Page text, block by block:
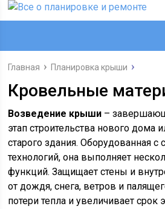
Главная Планировка крыши
Кровельные
Возведение крыши –
этап строительства нового дома
старого здания. Оборудованная
технологий, она выполняет
функций. Защищает стены и
от дождя, снега, ветров и
потери тепла и увеличивает срок